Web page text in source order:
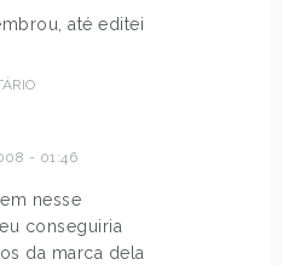
até editei
- 01:46
nesse
conseguiria
da marca dela